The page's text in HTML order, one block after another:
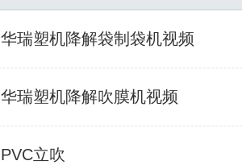
华瑞塑机降解袋制袋机视频
华瑞塑机降解吹膜机视频
PVC立吹